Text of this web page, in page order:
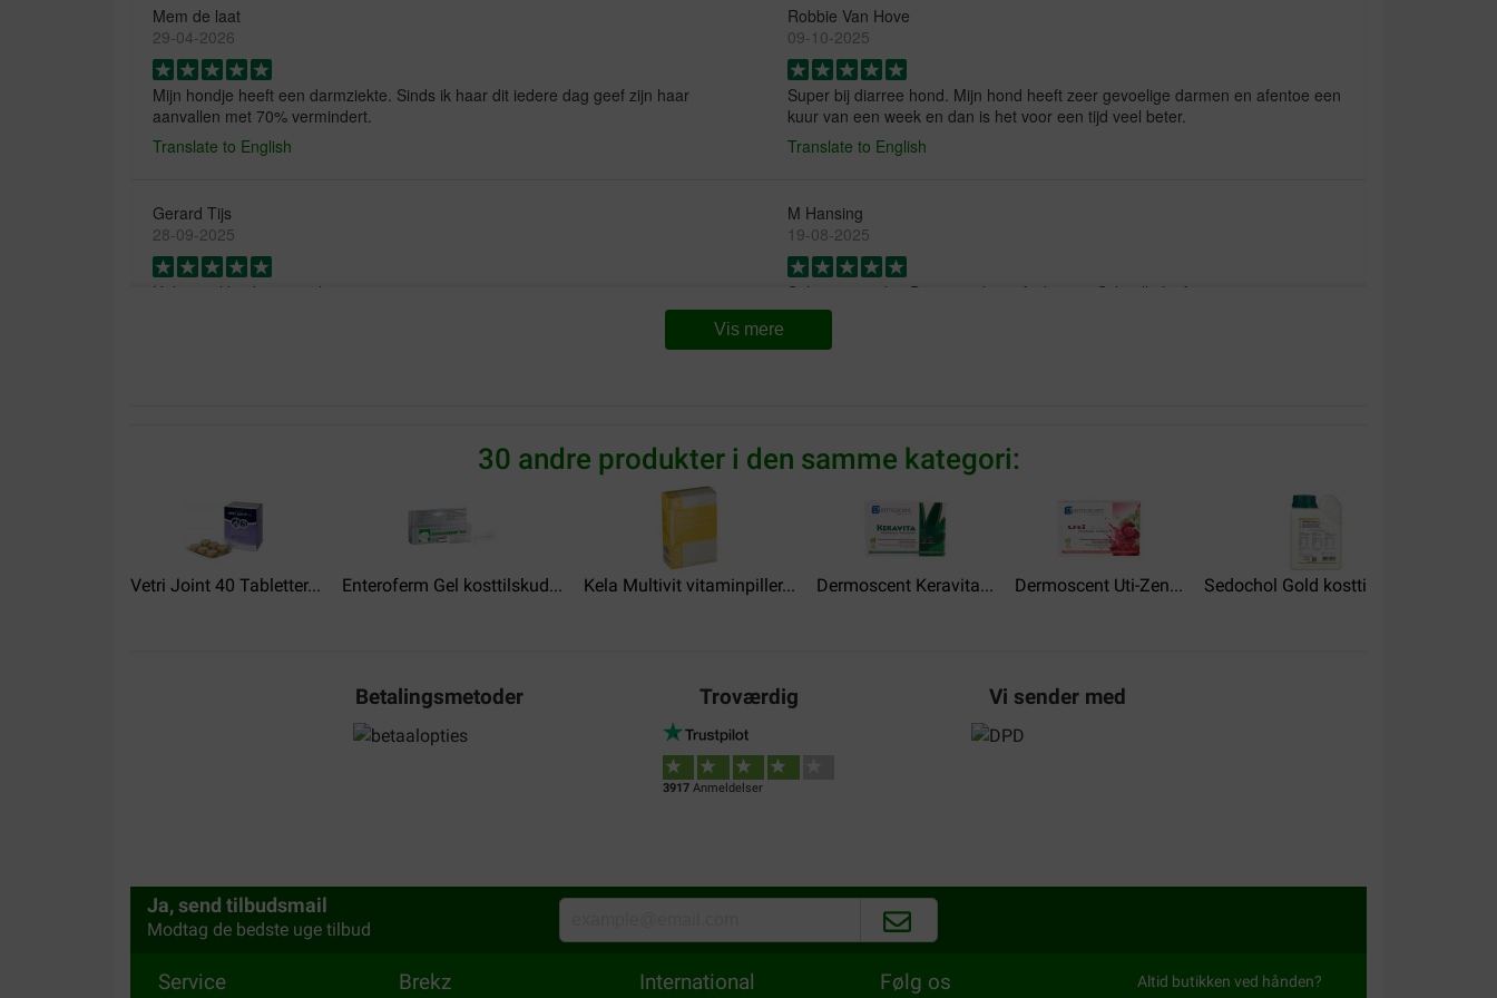
Mem de laat
29-04-2026
Mijn hondje heeft een darmziekte. Sinds ik haar dit iedere dag geef zijn haar
aanvallen met 70% vermindert.
Translate to English
Robbie Van Hove
09-10-2025
Super bij diarree hond. Mijn hond heeft zeer gevoelige darmen en afentoe een
kuur van een week en dan is het voor een tijd veel beter.
Translate to English
Gerard Tijs
28-09-2025
Helpt snel bij dunne ontlasting
M Hansing
19-08-2025
Sehr gut um den Darm wieder aufzubauen. Schnelle Lieferung.
Translate to English
Ik geef dit af en toe aan mijn hondje, op het voer, omdat hij te snel eet en
Translate to English
bij betaling met bankcontact kreeg ik melding betaling niet ok terug besteld
kreeg dezelfde melding niet ok betaling dag erna ga ik op de bank kijken en zie
ik dat er twee bestellingen gedaan zijn
Je connais bien ce produit et le trouve efficace tous les trois mois ou après les
vomissements du chien
Vis mere
30 andre produkter i den samme kategori:
Vetri Joint 40 Tabletter... Enteroferm Gel kosttilskud... Kela Multivit vitaminpiller... Dermoscent Keravita... Dermoscent Uti-Zen... Sedochol Gold kosttilskud...
Betalingsmetoder Troværdig
3917Anmeldelser
Vi sender med
Ja, send tilbudsmail
Modtag de bedste uge tilbud
Service Brekz International Følg os
Altid butikken ved hånden?